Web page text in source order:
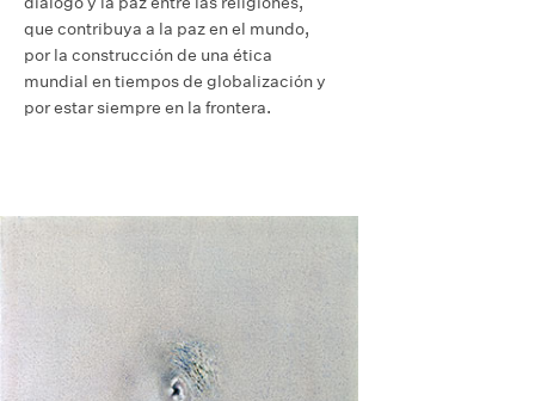
que contribuya a la paz en el mundo,
por la construcción de una ética
mundial en tiempos de globalización y
por estar siempre en la frontera.